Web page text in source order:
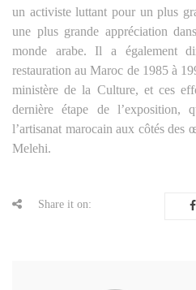
un activiste luttant pour un plus
une plus grande appréciation
monde arabe. Il a également
restauration au Maroc de 1985 à
ministère de la Culture, et ces
dernière étape de l’exposition,
l’artisanat marocain aux côtés des
Melehi.
Share it on: